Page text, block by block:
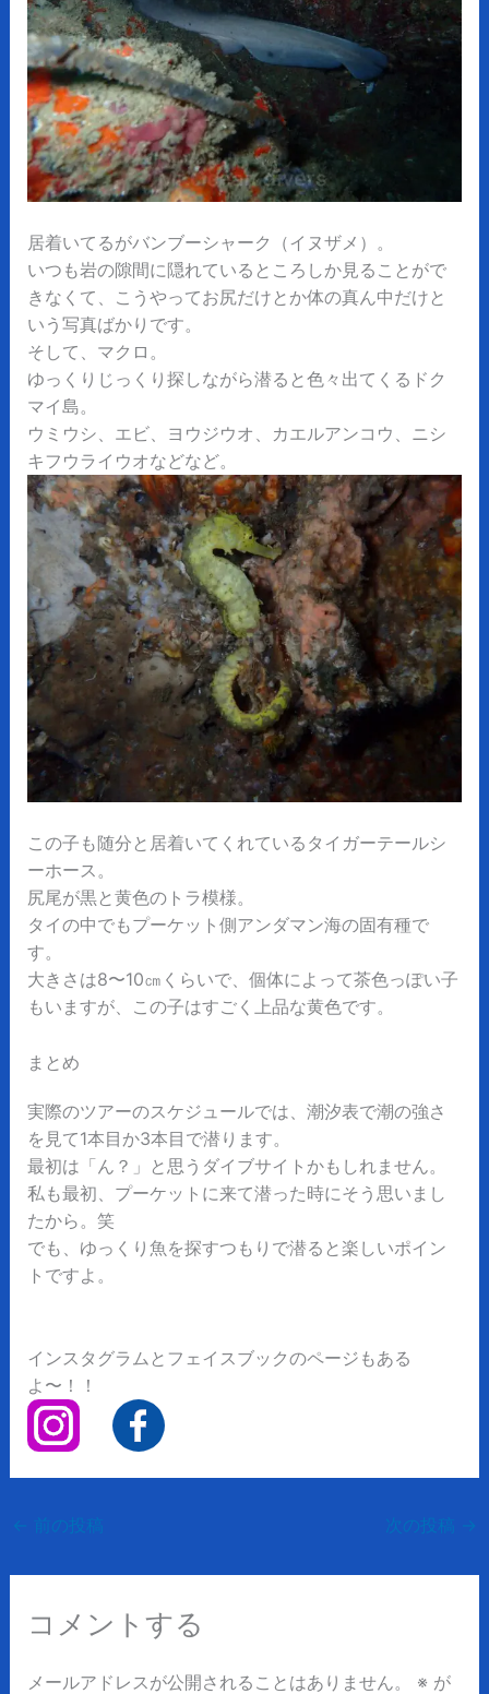
居着いてるがバンブーシャーク（イヌザメ）。
いつも岩の隙間に隠れているところしか見ることがで
きなくて、こうやってお尻だけとか体の真ん中だけと
いう写真ばかりです。
そして、マクロ。
ゆっくりじっくり探しながら潜ると色々出てくるドク
マイ島。
ウミウシ、エビ、ヨウジウオ、カエルアンコウ、ニシ
キフウライウオなどなど。
この子も随分と居着いてくれているタイガーテールシ
ーホース。
尻尾が黒と黄色のトラ模様。
タイの中でもプーケット側アンダマン海の固有種で
す。
大きさは8〜10㎝くらいで、個体によって茶色っぽい子
もいますが、この子はすごく上品な黄色です。
まとめ
実際のツアーのスケジュールでは、潮汐表で潮の強さ
を見て1本目か3本目で潜ります。
最初は「ん？」と思うダイブサイトかもしれません。
私も最初、プーケットに来て潜った時にそう思いまし
たから。笑
でも、ゆっくり魚を探すつもりで潜ると楽しいポイン
トですよ。
インスタグラムとフェイスブックのページもある
よ〜！！
← 前の投稿 次の投稿 →
コメントする
メールアドレスが公開されることはありません。 ※ が